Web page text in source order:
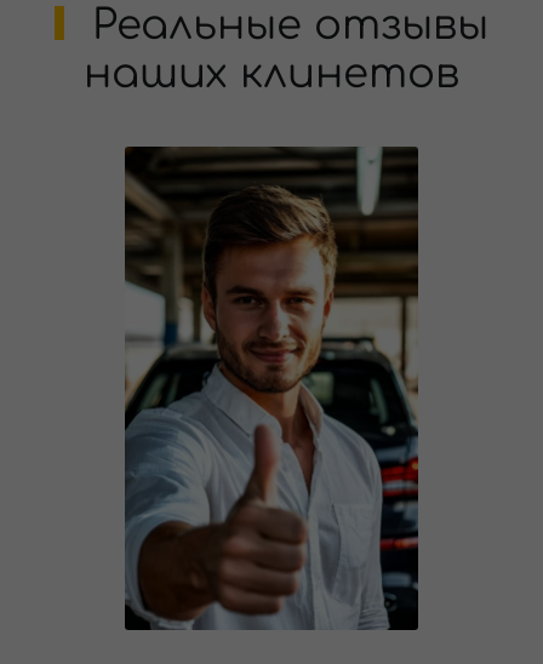
Реальные отзывы
наших клинетов